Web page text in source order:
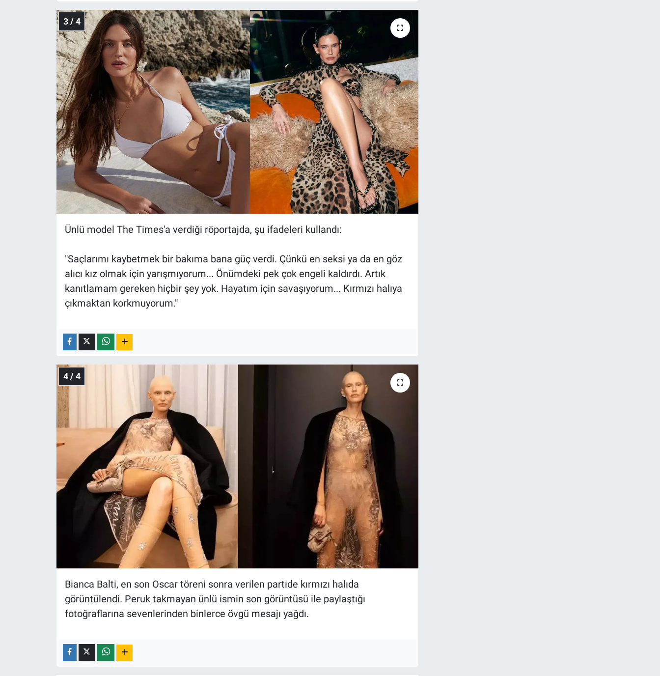
3 / 4
Ünlü model The Times'a verdiği röportajda, şu ifadeleri kullandı:
"Saçlarımı kaybetmek bir bakıma bana güç verdi. Çünkü en seksi ya da en göz
alıcı kız olmak için yarışmıyorum... Önümdeki pek çok engeli kaldırdı. Artık
kanıtlamam gereken hiçbir şey yok. Hayatım için savaşıyorum... Kırmızı halıya
çıkmaktan korkmuyorum."
4 / 4
Bianca Balti, en son Oscar töreni sonra verilen partide kırmızı halıda
görüntülendi. Peruk takmayan ünlü ismin son görüntüsü ile paylaştığı
fotoğraflarına sevenlerinden binlerce övgü mesajı yağdı.